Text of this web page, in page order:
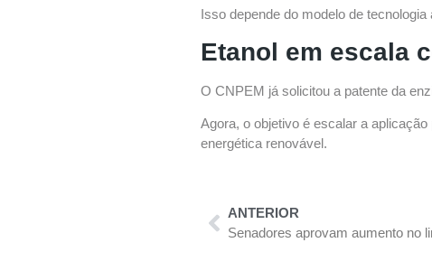
Isso depende do modelo de
Etanol em escala
O CNPEM já solicitou a patente da
Agora, o objetivo é escalar a
energética renovável.
ANTERIOR